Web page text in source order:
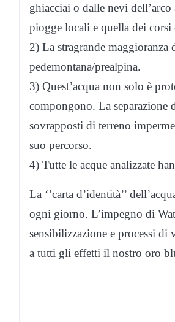
ghiacciai o dalle nevi
piogge locali e quella dei corsi
2) La stragrande maggioranza
pedemontana/prealpina.
3) Quest’acqua non solo è
compongono. La separazione
sovrapposti di terreno
suo percorso.
4) Tutte le acque analizzate
La ‘’carta d’identità’’
ogni giorno. L’impegno di
sensibilizzazione e processi di
a tutti gli effetti il nostro oro